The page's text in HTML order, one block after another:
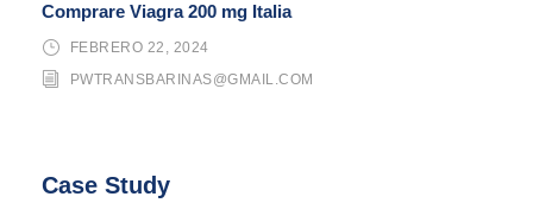
Comprare Viagra 200 mg Italia
FEBRERO 22, 2024
PWTRANSBARINAS@GMAIL.COM
Case Study